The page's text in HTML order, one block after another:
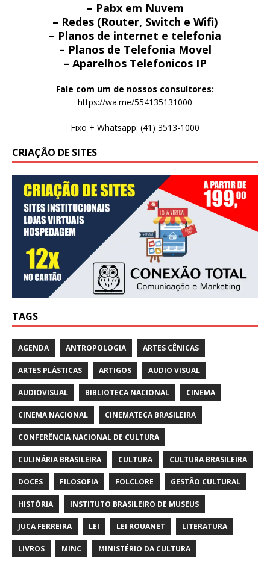
– Pabx em Nuvem
– Redes (Router, Switch e Wifi)
– Planos de internet e telefonia
– Planos de Telefonia Movel
– Aparelhos Telefonicos IP
Fale com um de nossos consultores:
https://wa.me/554135131000
Fixo + Whatsapp: (41) 3513-1000
CRIAÇÃO DE SITES
TAGS
AGENDA ANTROPOLOGIA ARTES CÊNICAS
ARTES PLÁSTICAS ARTIGOS AUDIO VISUAL
AUDIOVISUAL BIBLIOTECA NACIONAL CINEMA
CINEMA NACIONAL CINEMATECA BRASILEIRA
CONFERÊNCIA NACIONAL DE CULTURA
CULINÁRIA BRASILEIRA CULTURA CULTURA BRASILEIRA
DOCES FILOSOFIA FOLCLORE GESTÃO CULTURAL
HISTÓRIA INSTITUTO BRASILEIRO DE MUSEUS
JUCA FERREIRA LEI LEI ROUANET LITERATURA
LIVROS MINC MINISTÉRIO DA CULTURA